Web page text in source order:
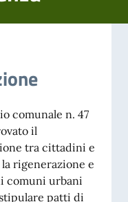
comunale n. 47
il
tra cittadini e
rigenerazione e
comuni urbani
patti di